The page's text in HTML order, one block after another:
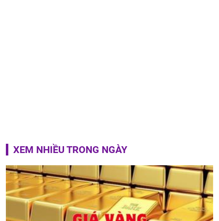
XEM NHIỀU TRONG NGÀY